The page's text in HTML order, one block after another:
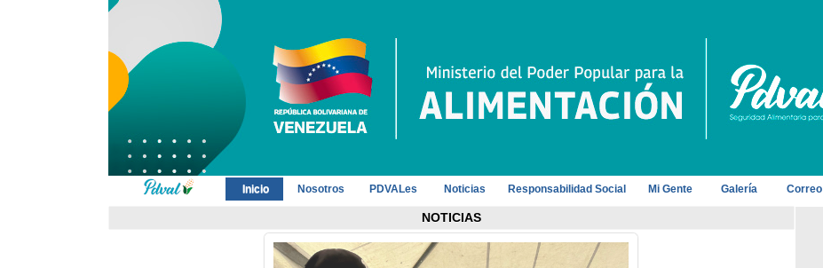
Inicio Nosotros PDVALes Noticias Responsabilidad Social Mi Gente Galería Correo
NOTICIAS